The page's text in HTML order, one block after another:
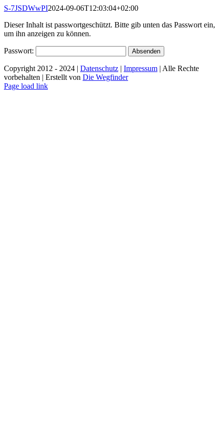
Zum
springen
S-7JSDWwPI2024-09-06T12:03:04+02:00
Dieser Inhalt ist passwortgeschützt. Bitte gib unten das Passwort ein,
um ihn anzeigen zu können.
Passwort:
Copyright 2012 - 2024 | Datenschutz | Impressum | Alle Rechte
vorbehalten | Erstellt von Die Wegfinder
Facebook
Instagram
Page load link